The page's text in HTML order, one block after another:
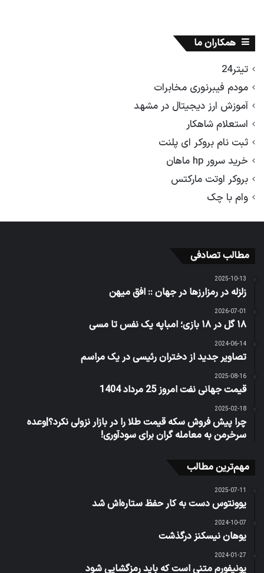
همکاران ما
تیتر24
مودم فیبرنوری مخابرات
آموزش ارز دیجیتال در مشهد
استعلام شاهکار
ثبت نام بروکر ای پلنت
خرید سرور hp ماهان
بروکر اوتت مارکتس
وام با چک
مطالب تصادفی
2025-10-13
زلزله در رمزارزها در جهان :: افق میهن
2026-07-01
۱۸ گل در ۱۸ بازی؛ امباپه یک نفس تا مسی
2024-06-14
تصاویر جدید از دختران رئیسی در یک مراسم
2025-08-16
قیمت جهانی نفت امروز 25 مرداد 1404
2025-02-18
چرا پیش فروش سکه قیمت طلا را در بازار نزولی نکرد؟|وعده
سرخرمن به معامله گران برای سودآوری!
مهم‌ترین مطالب
2025-07-11
یوونتوس دست به کار حفظ ستاره‌اش شد
2024-10-07
یوهان نیسکنز درگذشت
2024-01-27
یونیفورم متنی است که باید رمزگشایی شود